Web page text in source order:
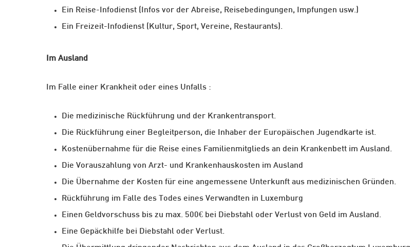
Ein Reise-Infodienst (Infos vor der Abreise, Reisebedingungen, Impfungen usw.)
Ein Freizeit-Infodienst (Kultur, Sport, Vereine, Restaurants).
Im Ausland
Im Falle einer Krankheit oder eines Unfalls :
Die medizinische Rückführung und der Krankentransport.
Die Rückführung einer Begleitperson, die Inhaber der Europäischen Jugendkarte ist.
Kostenübernahme für die Reise eines Familienmitglieds an dein Krankenbett im Ausland.
Die Vorauszahlung von Arzt- und Krankenhauskosten im Ausland
Die Übernahme der Kosten für eine angemessene Unterkunft aus medizinischen Gründen.
Rückführung im Falle des Todes eines Verwandten in Luxemburg
Einen Geldvorschuss bis zu max. 500€ bei Diebstahl oder Verlust von Geld im Ausland.
Eine Gepäckhilfe bei Diebstahl oder Verlust.